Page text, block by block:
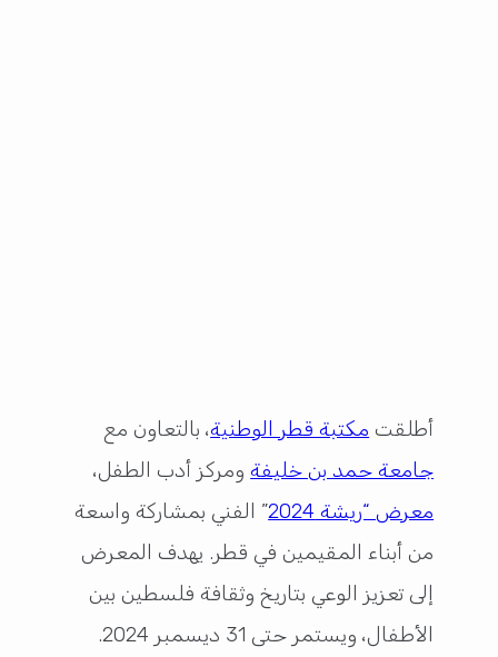
أطلقت مكتبة قطر الوطنية، بالتعاون مع
جامعة حمد بن خليفةومركز أدب الطفل،
معرض “ريشة 2024
” الفني بمشاركة واسعة
من أبناء المقيمين في قطر. يهدف المعرض
إلى تعزيز الوعي بتاريخ وثقافة فلسطين بين
الأطفال، ويستمر حتى 31 ديسمبر 2024.